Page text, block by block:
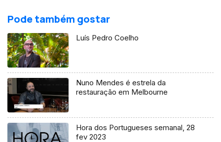
Pode também gostar
Luís Pedro Coelho
Nuno Mendes é estrela da
restauração em Melbourne
Hora dos Portugueses semanal, 28
fev 2023